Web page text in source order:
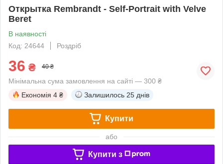
Открытка Rembrandt - Self-Portrait with Velve
Beret
В наявності
Код: 24644
Роздріб
36 ₴ 40 ₴
Мінімальна сума замовлення на сайті — 300 ₴
Економія 4 ₴ Залишилось 25 днів
Купити
або
Купити з